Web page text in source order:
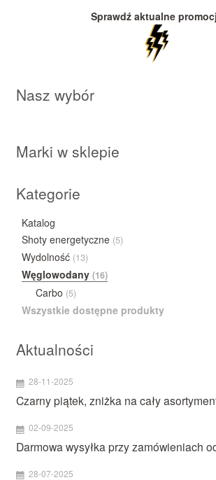
Sprawdź aktualne
Nasz wybór
Marki w sklepie
Kategorie
Katalog
Shoty energetyczne (5)
Wydolność (13)
Węglowodany (16)
Carbo (5)
Wszystkie dostępne produkty
Aktualności
28-11-2025
Czarny piątek, zniżka na cały
02-09-2025
Darmowa wysyłka przy zamówieniach
28-07-2025